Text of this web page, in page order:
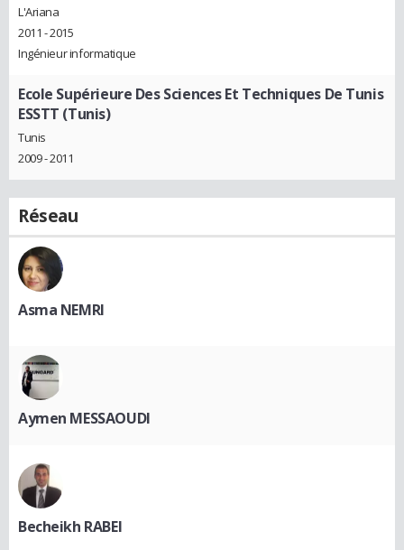
L'Ariana
2011 - 2015
Ingénieur informatique
Ecole Supérieure Des Sciences Et Techniques De Tunis
ESSTT (Tunis)
Tunis
2009 - 2011
Réseau
Asma NEMRI
Aymen MESSAOUDI
Becheikh RABEI